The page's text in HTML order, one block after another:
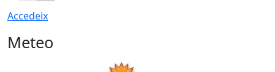
Accedeix
Meteo